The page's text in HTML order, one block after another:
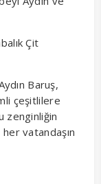
Çit
Baruş,
çeşitlilere
zenginliğin
her vatandaşın